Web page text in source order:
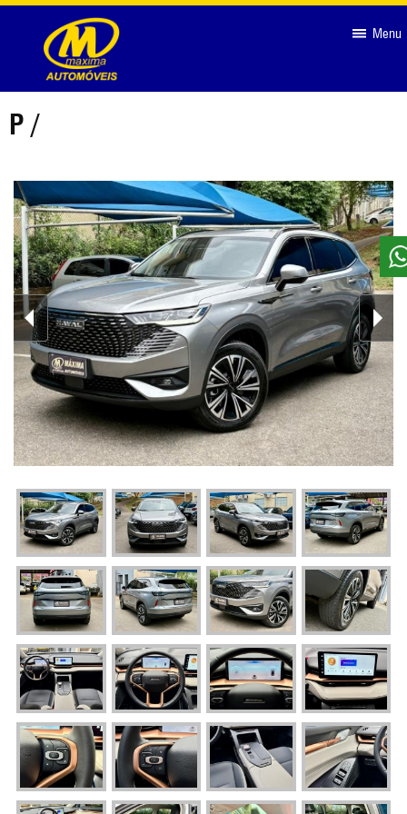
-->
Menu
P /